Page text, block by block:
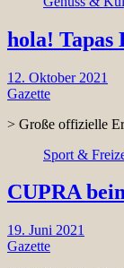
hola! Tapas
12. Oktober 2021
Gazette
> Große offizielle
Sport &
CUPRA
19. Juni 2021
Gazette